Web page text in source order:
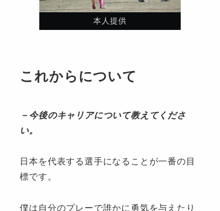
本人提供
これからについて
－今後のキャリアについて教えてくださ
い。
日本を代表する選手になることが一番の目
標です。
僕は自分のプレーで誰かに勇気を与えたり